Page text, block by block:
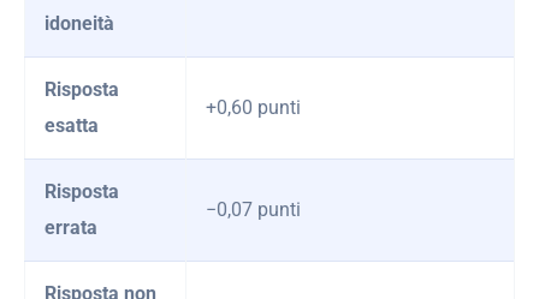
idoneità
Risposta
esatta
+0,60 punti
Risposta
errata
−0,07 punti
Risposta non